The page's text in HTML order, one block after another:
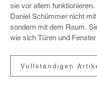
sie vor allem
Daniel Schümmer nicht
sondern mit dem Raum.
wie sich Türen und Fenster
Vollständigen